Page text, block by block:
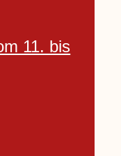
11. bis